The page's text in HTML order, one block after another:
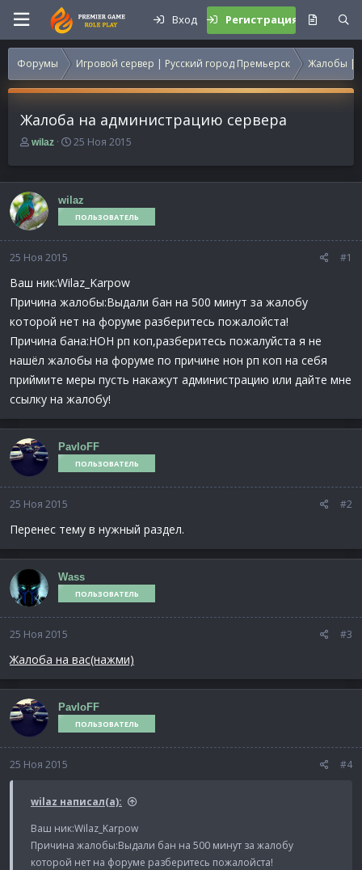
Вход Регистрация
Форумы Игровой сервер | Русский город Премьерск Жалобы |
Жалоба на администрацию сервера
А
т
о
р
т
е
м
ы
wilaz
Д
т
а
н
а
ч
а
25 Ноя 2015
wilaz
ПОЛЬЗОВАТЕЛЬ
25 Ноя 2015 #1
Ваш ник:Wilaz_Karpow
Причина жалобы:Выдали бан на 500 минут за жалобу
которой нет на форуме разберитесь пожалойста!
Причина бана:НОН рп коп,разберитесь пожалуйста я не
нашёл жалобы на форуме по причине нон рп коп на себя
приймите меры пусть накажут администрацию или дайте мне
ссылку на жалобу!
PavloFF
ПОЛЬЗОВАТЕЛЬ
25 Ноя 2015 #2
Перенес тему в нужный раздел.
Wass
ПОЛЬЗОВАТЕЛЬ
25 Ноя 2015 #3
Жалоба на вас(нажми)
PavloFF
ПОЛЬЗОВАТЕЛЬ
25 Ноя 2015 #4
wilaz написал(а):
Ваш ник:Wilaz_Karpow
Причина жалобы:Выдали бан на 500 минут за жалобу
которой нет на форуме разберитесь пожалойста!